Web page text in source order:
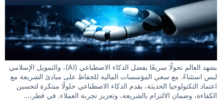
يشهد العالم تحولًا سريعًا بفضل الذكاء الاصطناعي (AI)، والتمويل الإسلامي
ليس استثناءً. مع سعي المؤسسات المالية للحفاظ على مبادئ الشريعة مع
اعتماد التكنولوجيا الحديثة، يقدم الذكاء الاصطناعي حلولًا مبتكرة لتحسين
الكفاءة، وضمان الالتزام بالشريعة، وتعزيز تجربة العملاء. في قطر،…